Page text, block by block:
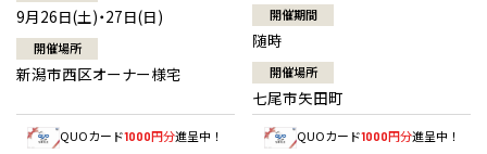
9月26日(土)・27日(日)
開催場所
新潟市西区オーナー様宅
QUOカード1000円分進呈中！
開催期間
随時
開催場所
七尾市矢田町
QUOカード1000円分進呈中！